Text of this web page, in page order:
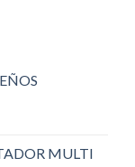
MULTI